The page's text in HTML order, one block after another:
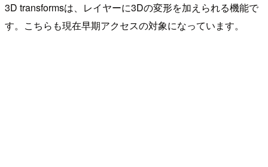
3D transformsは、レイヤーに3Dの変形を加えられる機能で
す。こちらも現在早期アクセスの対象になっています。